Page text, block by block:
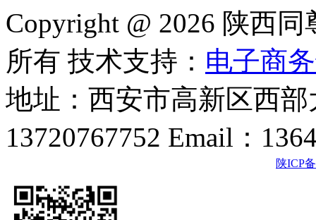
Copyright @ 2026 陕西
所有 技术支持： 电子商
地址：西安市高新区西
13720767752 Email：
陕ICP